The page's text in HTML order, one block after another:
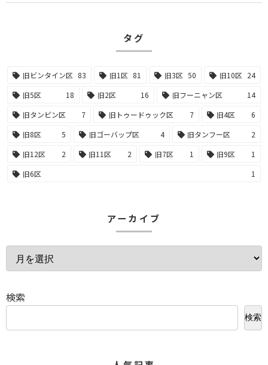
タグ
旧ビンタイン区 83 旧1区 81 旧3区 50 旧10区 24
旧5区
18 旧2区 16 旧フーニャン区
14
旧タンビン区
7 旧トゥードゥック区 7 旧4区
6
旧8区
5 旧ゴーバップ区 4 旧タンフー区
2
旧12区
2 旧11区 2 旧7区 1 旧9区
1
旧6区
1
アーカイブ
検索
検索